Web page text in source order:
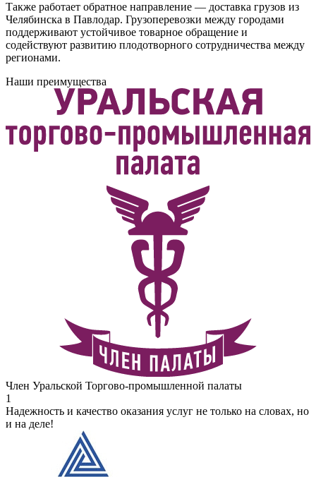
Также работает обратное направление — доставка грузов из
Челябинска в Павлодар. Грузоперевозки между городами
поддерживают устойчивое товарное обращение и
содействуют развитию плодотворного сотрудничества между
регионами.
Наши преимущества
Член Уральской Торгово-промышленной палаты
1
Надежность и качество оказания услуг не только на словах, но
и на деле!